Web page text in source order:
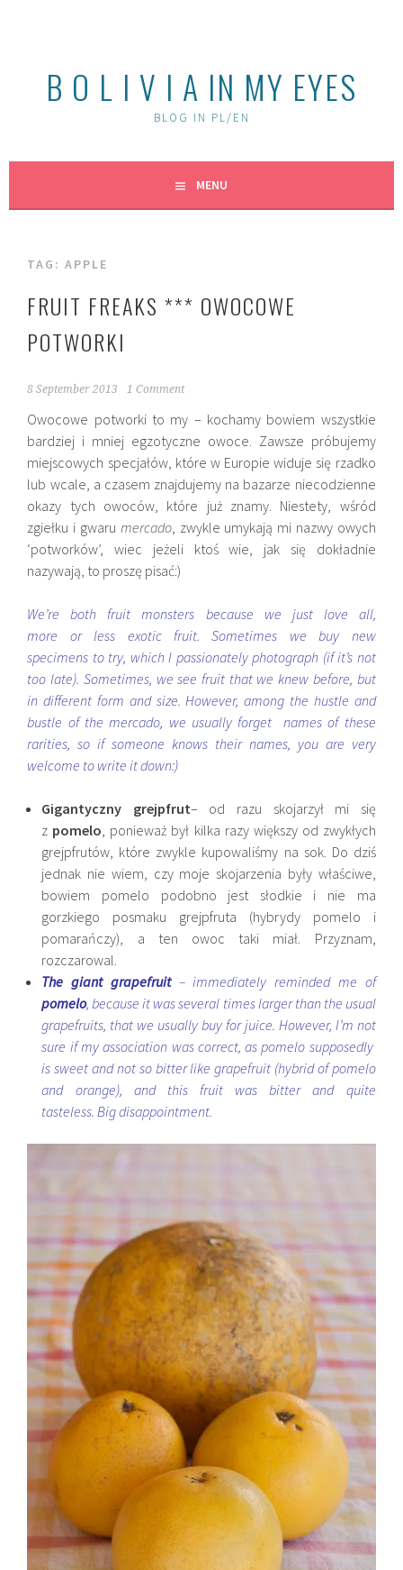
B O L I V I A IN MY EYES
BLOG IN PL/EN
MENU
TAG:APPLE
FRUIT FREAKS *** OWOCOWE
POTWORKI
8 September 2013 1 Comment
Owocowe potworki to my – kochamy bowiem wszystkie
bardziej i mniej egzotyczne owoce. Zawsze próbujemy
miejscowych specjałów, które w Europie widuje się rzadko
lub wcale, a czasem znajdujemy na bazarze niecodzienne
okazy tych owoców, które już znamy. Niestety, wśród
zgiełku i gwaru mercado, zwykle umykają mi nazwy owych
‘potworków’, wiec jeżeli ktoś wie, jak się dokładnie
nazywają, to proszę pisać:)
We’re both fruit monsters because we just love all,
more or less exotic fruit. Sometimes we buy new
specimens to try, which I passionately photograph (if it’s not
too late). Sometimes, we see fruit that we knew before, but
in different form and size. However, among the hustle and
bustle of the mercado, we usually forget names of these
rarities, so if someone knows their names, you are very
welcome to write it down:)
Gigantyczny grejpfrut– od razu skojarzył mi się
z pomelo, ponieważ był kilka razy większy od zwykłych
grejpfrutów, które zwykle kupowaliśmy na sok. Do dziś
jednak nie wiem, czy moje skojarzenia były właściwe,
bowiem pomelo podobno jest słodkie i nie ma
gorzkiego posmaku grejpfruta (hybrydy pomelo i
pomarańczy), a ten owoc taki miał. Przyznam,
rozczarowal.
The giant grapefruit– immediately reminded me of
pomelo, because it was several times larger than the usual
grapefruits, that we usually buy for juice. However, I’m not
sure if my association was correct, as pomelo supposedly
is sweet and not so bitter like grapefruit (hybrid of pomelo
and orange), and this fruit was bitter and quite
tasteless. Big disappointment.